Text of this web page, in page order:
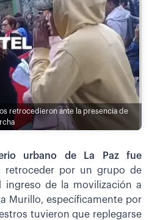
retrocedieron ante la presencia de
urbano de La Paz fue
retroceder por un grupo de
ingreso de la movilización a
Murillo, específicamente por
tuvieron que replegarse